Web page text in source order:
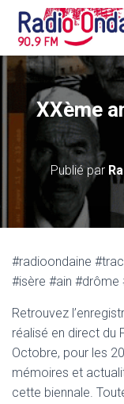
XXème
Publié par
#radioondaine
#isère #ain
Retrouvez
réalisé en direct du
Octobre, pour les
mémoires et
cette biennale.